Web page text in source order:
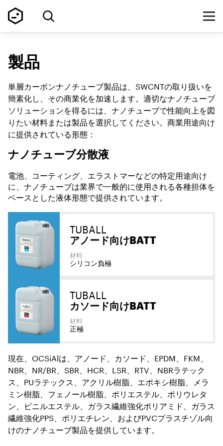
製品
単層カーボンナノチューブ製品は、SWCNTの取り扱いを
簡素化し、その商業化を加速します。適切なナノチューブ
ソリューションを得るには、ナノチューブで性能向上を図
りたい材料または製品を選択してください。商業用途向け
に提供されている形態：
ナノチューブ分散液
電池、コーティング、エラストマーなどの特定用途向け
に、ナノチューブは業界で一般的に使用される各種担体を
ベースとした液体形態で提供されています。
TUBALL
アノード向けBATT
材料
シリコン負極
TUBALL
カソード向けBATT
材料
正極
現在、OCSiAlは、アノード、カソード、EPDM、FKM、
NBR、NR/BR、SBR、HCR、LSR、RTV、NBRラテック
ス、PUラテックス、アクリル樹脂、エポキシ樹脂、メラ
ミン樹脂、フェノール樹脂、ポリエステル、ポリウレタ
ン、ビニルエステル、ガラス繊維強化ポリアミド、ガラス
繊維強化PPS、ポリエチレン、およびPVCプラスチゾル向
けのナノチューブ製品を提供しています。